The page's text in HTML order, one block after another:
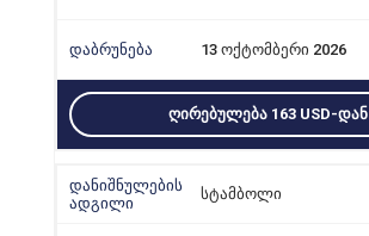
13 ოქტომბერი 2026
ᲦᲘᲠᲔᲑᲣᲚᲔᲑᲐ 163 USD-ᲓᲐᲜ
სტამბოლი